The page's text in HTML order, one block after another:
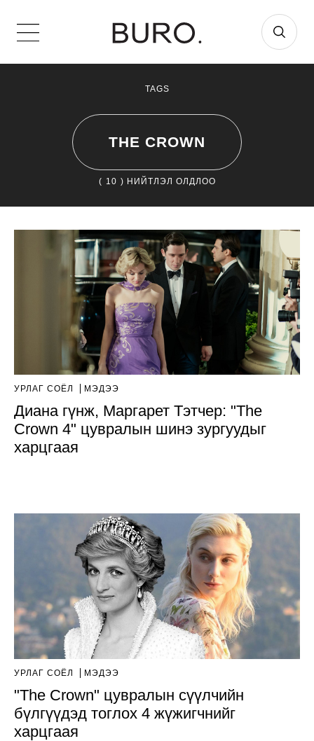
TAGS
THE CROWN
( 10 ) НИЙТЛЭЛ ОЛДЛОО
УРЛАГ СОЁЛ МЭДЭЭ
Диана гүнж, Маргарет Тэтчер: "The
Crown 4" цувралын шинэ зургуудыг
харцгаая
УРЛАГ СОЁЛ МЭДЭЭ
"The Crown" цувралын сүүлчийн
бүлгүүдэд тоглох 4 жүжигчнийг
харцгаая